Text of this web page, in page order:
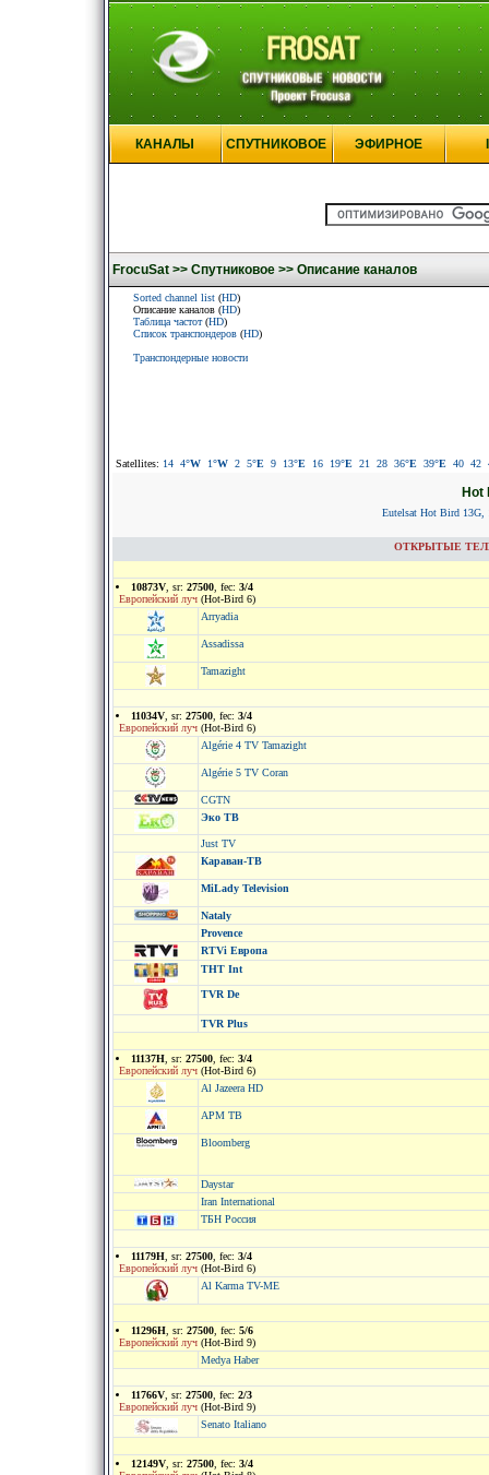
КАНАЛЫ СПУТНИКОВОЕ ЭФИРНОЕ
FrocuSat >> Спутниковое >> Описание каналов
Sorted channel list (HD)
Описание каналов (HD)
Таблица частот(HD)
Список транспондеров (HD)
Транспондерные новости
Satellites: 14 4°W 1°W 2 5°E 9 13°E 16 19°E 21 28 36°E 39°E 40 42
Hot
Eutelsat Hot Bird 13G,
ОТКРЫТЫЕ
10873V , sr: 27500 , fec: 3/4
Европейский луч (Hot-Bird 6)
Arryadia
Assadissa
Tamazight
11034V , sr: 27500 , fec: 3/4
Европейский луч (Hot-Bird 6)
Algérie 4 TV Tamazight
Algérie 5 TV Coran
CGTN
Эко ТВ
Just TV
Караван-ТВ
MiLady Television
Nataly
Provence
RTVi Европа
ТНТ Int
TVR De
TVR Plus
11137H , sr: 27500 , fec: 3/4
Европейский луч (Hot-Bird 6)
Al Jazeera HD
АРМ ТВ
Bloomberg
Daystar
Iran International
ТБН Россия
11179H , sr: 27500 , fec: 3/4
Европейский луч (Hot-Bird 6)
Al Karma TV-ME
11296H , sr: 27500 , fec: 5/6
Европейский луч (Hot-Bird 9)
Medya Haber
11766V , sr: 27500 , fec: 2/3
Европейский луч (Hot-Bird 9)
Senato Italiano
12149V , sr: 27500 , fec: 3/4